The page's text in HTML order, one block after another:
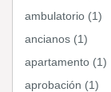
ambulatorio (1)
ancianos (1)
apartamento (1)
aprobación (1)